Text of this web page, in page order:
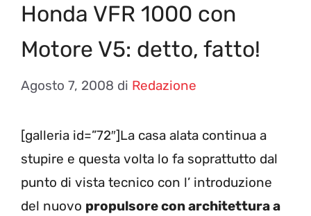
Honda VFR 1000 con
Motore V5: detto, fatto!
Agosto 7, 2008 di Redazione
[galleria id=”72″]La casa alata continua a
stupire e questa volta lo fa soprattutto dal
punto di vista tecnico con l’ introduzione
del nuovo propulsore con architettura a